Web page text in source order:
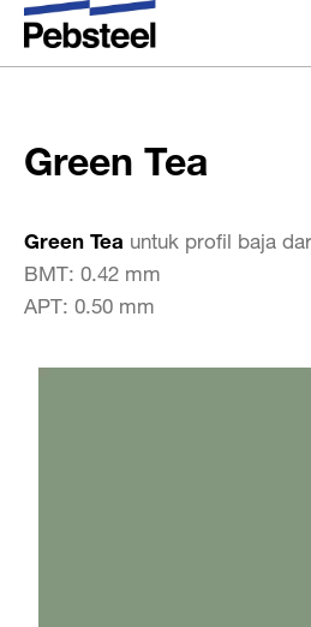
Tentang Kami
Kenapa Pebsteel
Solusi
Ringkasan
Sistem
Produk
Proyek
Media
Brosur
Rumah/Solusi/
Green Tea
Green Tea
Green Tea untuk profil baja
BMT: 0.42 mm
APT: 0.50 mm